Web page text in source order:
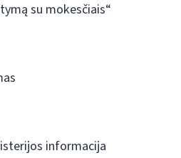
su mokesčiais“
informacija